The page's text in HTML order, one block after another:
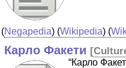
(Negapedia) (Wikipedia) (
Карло Факети [
“Карло